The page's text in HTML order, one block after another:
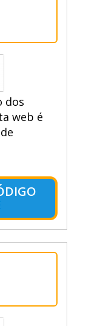
dos
web é